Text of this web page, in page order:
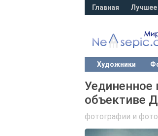
Главная Лучшее
Художники
объективе
фотографии и